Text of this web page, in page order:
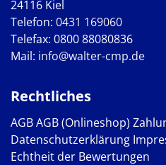
24116 Kiel
Telefon: 0431 169060
Telefax: 0800 88080836
Mail: info@walter-cmp.de
Rechtliches
AGBAGB (Onlineshop)
Datenschutzerklärung
Echtheit der Bewertungen